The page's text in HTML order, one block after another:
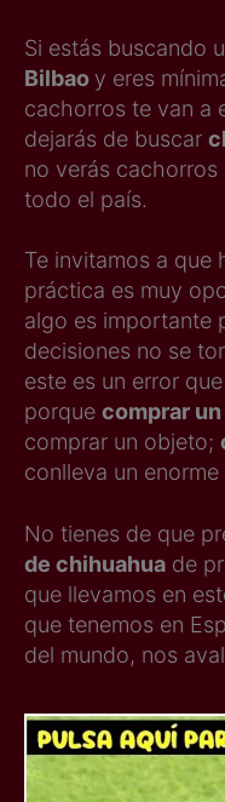
Si estás buscando
Bilbao y eres
cachorros te van a
dejarás de buscar
no verás cachorros
todo el país.
Te invitamos a que
práctica es muy
algo es importante
decisiones no se
este es un error
porque comprar
comprar un objeto;
conlleva un
No tienes de que
de chihuahua de
que llevamos en
que tenemos en
del mundo, nos